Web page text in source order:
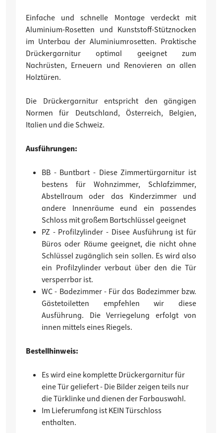
Einfache und schnelle Montage verdeckt mit
Aluminium-Rosetten und Kunststoff-Stütznocken
im Unterbau der Aluminiumrosetten. Praktische
Drückergarnitur optimal geeignet zum
Nachrüsten, Erneuern und Renovieren an allen
Holztüren.
Die Drückergarnitur entspricht den gängigen
Normen für Deutschland, Österreich, Belgien,
Italien und die Schweiz.
Ausführungen:
BB - Buntbart - Diese Zimmertürgarnitur ist
bestens für Wohnzimmer, Schlafzimmer,
Abstellraum oder das Kinderzimmer und
andere Innenräume eund ein passendes
Schloss mit großem Bartschlüssel geeignet
PZ - Profilzylinder - Disee Ausführung ist für
Büros oder Räume geeignet, die nicht ohne
Schlüssel zugänglich sein sollen. Es wird also
ein Profilzylinder verbaut über den die Tür
versperrbar ist.
WC - Badezimmer - Für das Badezimmer bzw.
Gästetoiletten empfehlen wir diese
Ausführung. Die Verriegelung erfolgt von
innen mittels eines Riegels.
Bestellhinweis:
Es wird eine komplette Drückergarnitur für
eine Tür geliefert - Die Bilder zeigen teils nur
die Türklinke und dienen der Farbauswahl.
Im Lieferumfang ist KEIN Türschloss
enthalten.